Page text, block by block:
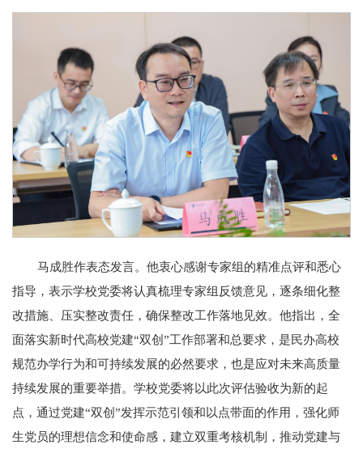
马成胜作表态发言。他衷心感谢专家组的精准点评和悉心
指导，表示学校党委将认真梳理专家组反馈意见，逐条细化整
改措施、压实整改责任，确保整改工作落地见效。他指出，全
面落实新时代高校党建“双创”工作部署和总要求，是民办高校
规范办学行为和可持续发展的必然要求，也是应对未来高质量
持续发展的重要举措。学校党委将以此次评估验收为新的起
点，通过党建“双创”发挥示范引领和以点带面的作用，强化师
生党员的理想信念和使命感，建立双重考核机制，推动党建与